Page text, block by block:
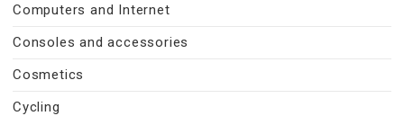
Computers and Internet
Consoles and accessories
Cosmetics
Cycling